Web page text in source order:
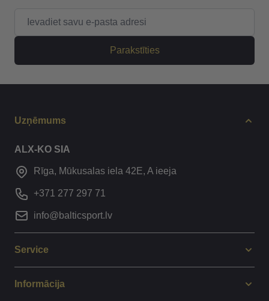
Parakstīties
Uzņēmums
ALX-KO SIA
Rīga, Mūkusalas iela 42E, A ieeja
+371 277 297 71
info@balticsport.lv
Service
Informācija